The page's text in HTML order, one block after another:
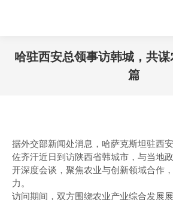
哈驻西安总领事访韩城，共
篇
据外交部新闻处消息，哈萨克斯坦驻西
佐齐汗近日到访陕西省韩城市，与当地
开深度会谈，聚焦农业与创新领域合作
力。
访问期间，双方围绕农业产业综合发展